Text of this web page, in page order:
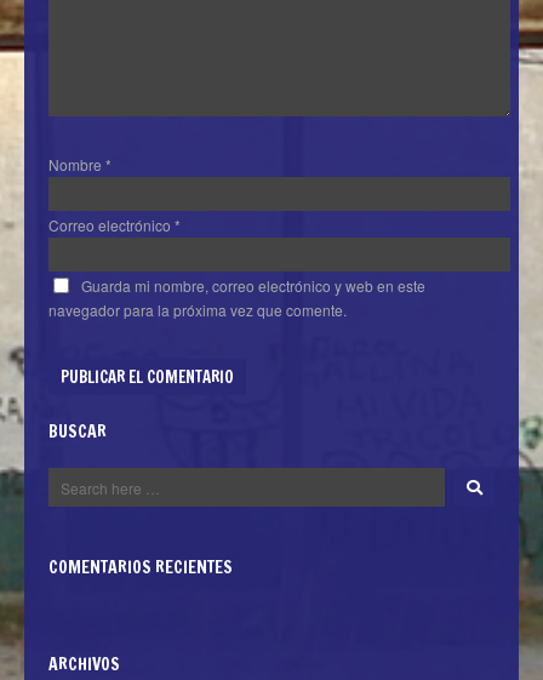
Nombre *
Correo electrónico *
Guarda mi nombre, correo electrónico y web en este
navegador para la próxima vez que comente.
BUSCAR
COMENTARIOS RECIENTES
ARCHIVOS